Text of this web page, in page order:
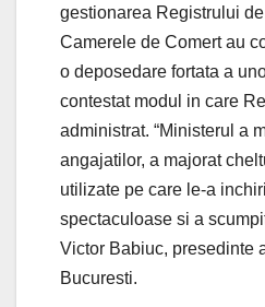
gestionarea Registrului
Camerele de Comert au
o deposedare fortata a
contestat modul in care
administrat. “Ministerul a
angajatilor, a majorat
utilizate pe care le-a
spectaculoase si a
Victor Babiuc, presedinte
Bucuresti.